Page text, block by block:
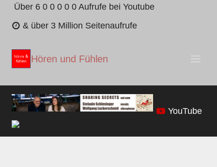
Zum
Inhalt
Über 6 0 0 0 0 0 Aufrufe bei Youtube
& über 3 Million Seitenaufrufe
Hören und Fühlen
YouTube